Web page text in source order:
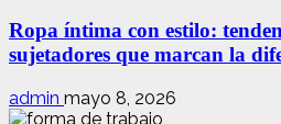
Ropa íntima con estilo:
sujetadores que marcan la
admin mayo 8, 2026